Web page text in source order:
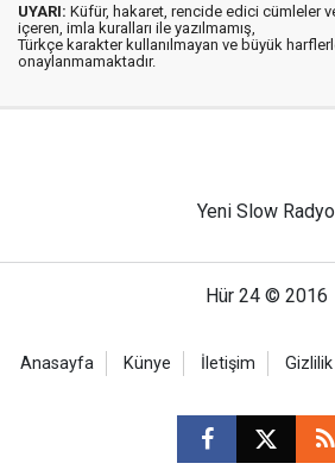
UYARI: Küfür, hakaret, rencide edici cümleler
içeren, imla kuralları ile yazılmamış,
Türkçe karakter kullanılmayan ve büyük
onaylanmamaktadır.
Yeni Slow Radyo
Hür 24 © 2016
Anasayfa Künye İletişim